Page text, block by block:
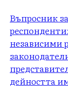
Въпросник
независими
дейността